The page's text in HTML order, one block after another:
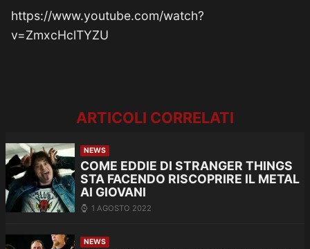
https://www.youtube.com/watch?
v=ZmxcHclTYZU
ARTICOLI CORRELATI
NEWS
COME EDDIE DI STRANGER THINGS
STA FACENDO RISCOPRIRE IL METAL
AI GIOVANI
1 AGOSTO 2022
NEWS